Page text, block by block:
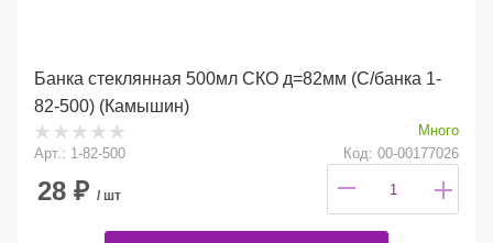
Банка стеклянная 500мл СКО д=82мм (С/банка 1-
82-500) (Камышин)
Много
Арт.: 1-82-500
Код: 00-00177026
28 ₽ / шт